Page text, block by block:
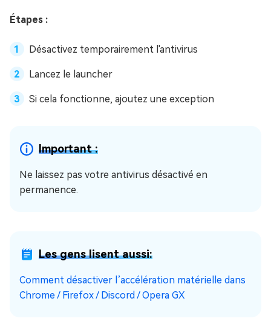
Étapes :
Désactivez temporairement l'antivirus
Lancez le launcher
Si cela fonctionne, ajoutez une exception
Important :
Ne laissez pas votre antivirus désactivé en
permanence.
Les gens lisent aussi:
Comment désactiver l’accélération matérielle dans
Chrome / Firefox / Discord / Opera GX